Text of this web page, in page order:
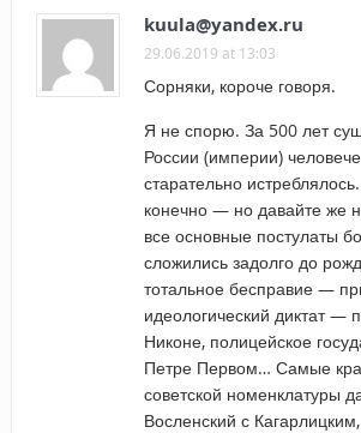
kuula@yandex.ru
29.06.2019 at 13:03
Сорняки, короче говоря.
Я не спорю. За 500 лет
России (империи)
старательно
конечно — но давайте же
все основные постулаты
сложились задолго до
тотальное бесправие —
идеологический диктат —
Никоне, полицейское
Петре Первом… Самые
советской номенклатуры
Восленский с